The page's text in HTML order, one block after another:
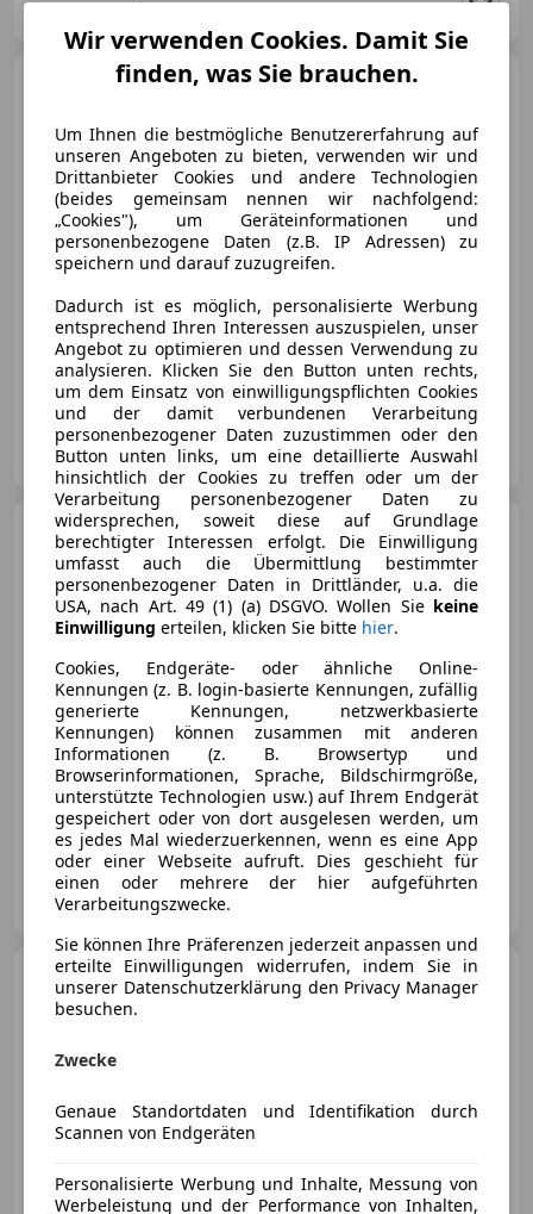
Mercedes-Benz 200
€ 11 490
04/1981 173 528 km Benzin 80 kW (109 PS)
Autosalon König GmbH
AT-6405 Pfaffenhofen
Volkswagen Passat
Variant Business 1 Hand
€ 24 990 1
05/2023 118 000 km Diesel 147 kW (200 PS)
Autosalon König GmbH
AT-6405 Pfaffenhofen
Volkswagen Polo
Trendline
€ 11 490
Wir verwenden Cookies. Damit Sie
finden, was Sie brauchen.
Um Ihnen die bestmögliche Benutzererfahrung auf
unseren Angeboten zu bieten, verwenden wir und
Drittanbieter Cookies und andere Technologien
(beides gemeinsam nennen wir nachfolgend:
„Cookies"), um Geräteinformationen und
personenbezogene Daten (z.B. IP Adressen) zu
speichern und darauf zuzugreifen.
Dadurch ist es möglich, personalisierte Werbung
entsprechend Ihren Interessen auszuspielen, unser
Angebot zu optimieren und dessen Verwendung zu
analysieren. Klicken Sie den Button unten rechts,
um dem Einsatz von einwilligungspflichten Cookies
und der damit verbundenen Verarbeitung
personenbezogener Daten zuzustimmen oder den
Button unten links, um eine detaillierte Auswahl
hinsichtlich der Cookies zu treffen oder um der
Verarbeitung personenbezogener Daten zu
widersprechen, soweit diese auf Grundlage
berechtigter Interessen erfolgt. Die Einwilligung
umfasst auch die Übermittlung bestimmter
personenbezogener Daten in Drittländer, u.a. die
USA, nach Art. 49 (1) (a) DSGVO. Wollen Sie keine
Einwilligung erteilen, klicken Sie bitte hier.
Cookies, Endgeräte- oder ähnliche Online-
Kennungen (z. B. login-basierte Kennungen, zufällig
generierte Kennungen, netzwerkbasierte
Kennungen) können zusammen mit anderen
Informationen (z. B. Browsertyp und
Browserinformationen, Sprache, Bildschirmgröße,
unterstützte Technologien usw.) auf Ihrem Endgerät
gespeichert oder von dort ausgelesen werden, um
es jedes Mal wiederzuerkennen, wenn es eine App
oder einer Webseite aufruft. Dies geschieht für
einen oder mehrere der hier aufgeführten
Verarbeitungszwecke.
Sie können Ihre Präferenzen jederzeit anpassen und
erteilte Einwilligungen widerrufen, indem Sie in
unserer Datenschutzerklärung den Privacy Manager
besuchen.
Zwecke
Genaue Standortdaten und Identifikation durch
Scannen von Endgeräten
Personalisierte Werbung und Inhalte, Messung von
Werbeleistung und der Performance von Inhalten,